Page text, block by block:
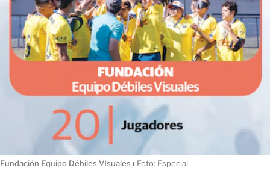
Fundación Equipo Débiles VIsuales ı Foto: Especial